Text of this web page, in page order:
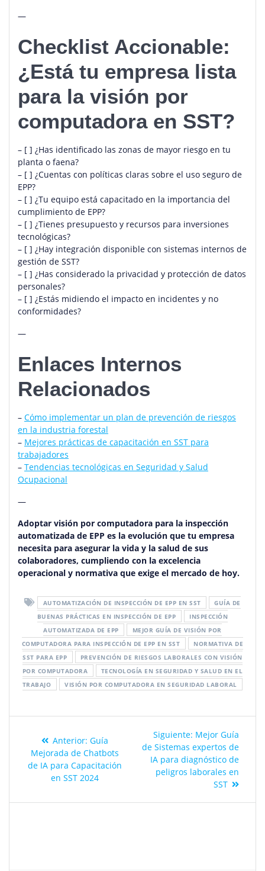
—
Checklist Accionable:
¿Está tu empresa lista
para la visión por
computadora en SST?
– [ ] ¿Has identificado las zonas de mayor riesgo en tu
planta o faena?
– [ ] ¿Cuentas con políticas claras sobre el uso seguro de
EPP?
– [ ] ¿Tu equipo está capacitado en la importancia del
cumplimiento de EPP?
– [ ] ¿Tienes presupuesto y recursos para inversiones
tecnológicas?
– [ ] ¿Hay integración disponible con sistemas internos de
gestión de SST?
– [ ] ¿Has considerado la privacidad y protección de datos
personales?
– [ ] ¿Estás midiendo el impacto en incidentes y no
conformidades?
—
Enlaces Internos
Relacionados
– Cómo implementar un plan de prevención de riesgos
en la industria forestal
– Mejores prácticas de capacitación en SST para
trabajadores
– Tendencias tecnológicas en Seguridad y Salud
Ocupacional
—
Adoptar visión por computadora para la inspección
automatizada de EPP es la evolución que tu empresa
necesita para asegurar la vida y la salud de sus
colaboradores, cumpliendo con la excelencia
operacional y normativa que exige el mercado de hoy.
AUTOMATIZACIÓN DE INSPECCIÓN DE EPP EN SST
GUÍA DE
BUENAS PRÁCTICAS EN INSPECCIÓN DE EPP
INSPECCIÓN
AUTOMATIZADA DE EPP
MEJOR GUÍA DE VISIÓN POR
COMPUTADORA PARA INSPECCIÓN DE EPP EN SST
NORMATIVA DE
SST PARA EPP
PREVENCIÓN DE RIESGOS LABORALES CON VISIÓN
POR COMPUTADORA
TECNOLOGÍA EN SEGURIDAD Y SALUD EN EL
TRABAJO
VISIÓN POR COMPUTADORA EN SEGURIDAD LABORAL
Anterior: Guía
Mejorada de Chatbots
de IA para Capacitación
en SST 2024
Siguiente: Mejor Guía
de Sistemas expertos de
IA para diagnóstico de
peligros laborales en
SST